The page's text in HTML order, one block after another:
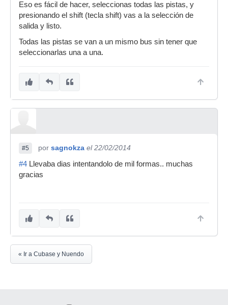
Eso es fácil de hacer, seleccionas todas las pistas, y
presionando el shift (tecla shift) vas a la selección de
salida y listo.
Todas las pistas se van a un mismo bus sin tener que
seleccionarlas una a una.
#5 por sagnokza el 22/02/2014
#4 Llevaba dias intentandolo de mil formas.. muchas
gracias
« Ir a Cubase y Nuendo